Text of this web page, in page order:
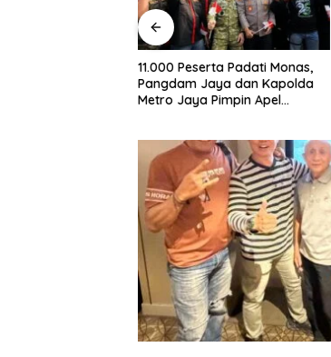
Korem 052/Wijayakrama
Tanam 2.000 Pohon di Bulan
Kemerdekaan, Gaungkan